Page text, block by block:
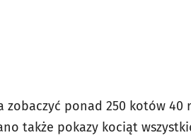
zobaczyć ponad 250 kotów
także pokazy kociąt